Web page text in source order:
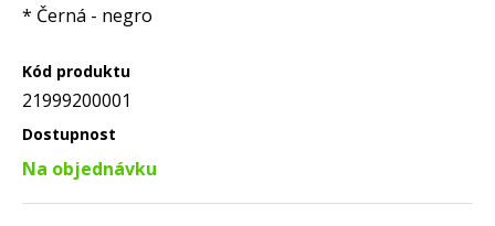
* Černá - negro
Kód produktu
21999200001
Dostupnost
Na objednávku